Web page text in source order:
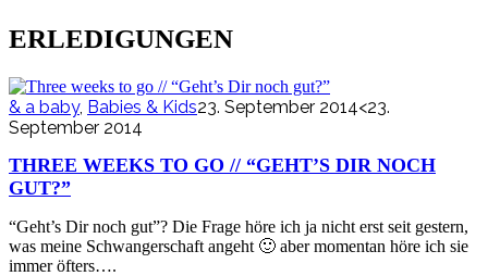
ERLEDIGUNGEN
& a baby, Babies & Kids23. September 2014<23.
September 2014
THREE WEEKS TO GO // “GEHT’S DIR NOCH
GUT?”
“Geht’s Dir noch gut”? Die Frage höre ich ja nicht erst seit gestern,
was meine Schwangerschaft angeht 🙂 aber momentan höre ich sie
immer öfters….